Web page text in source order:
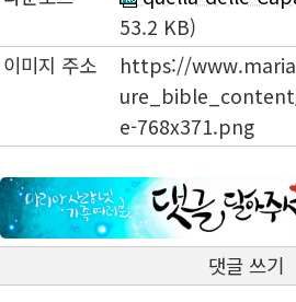
53.2 KB)
이미지 주소
https://
e-768x371.png
댓글 쓰기